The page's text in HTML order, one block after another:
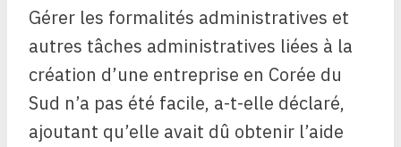
Gérer les formalités administratives et
autres tâches administratives liées à la
création d’une entreprise en Corée du
Sud n’a pas été facile, a-t-elle déclaré,
ajoutant qu’elle avait dû obtenir l’aide